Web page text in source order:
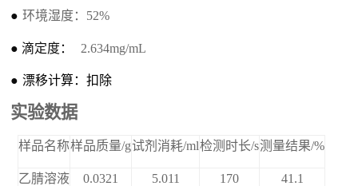
● 环境湿度 ： 52%
● 滴定度： 2.634mg/mL
● 漂移计算：扣除
实验数据
样品名称样品质量/g试剂消耗/ml检测时长/s测量结果/%
乙腈溶液 0.0321 5.011 170 41.1